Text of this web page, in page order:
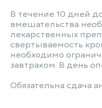
В течение 10 дней
вмешательства
лекарственных
свертываемость
необходимо
завтраком. В день
Обязательна сдача